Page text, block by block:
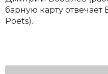
барную карту
Poets).